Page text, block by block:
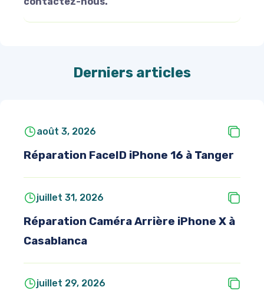
Derniers articles
août 3, 2026
Réparation FaceID iPhone 16 à Tanger
juillet 31, 2026
Réparation Caméra Arrière iPhone X à
Casablanca
juillet 29, 2026